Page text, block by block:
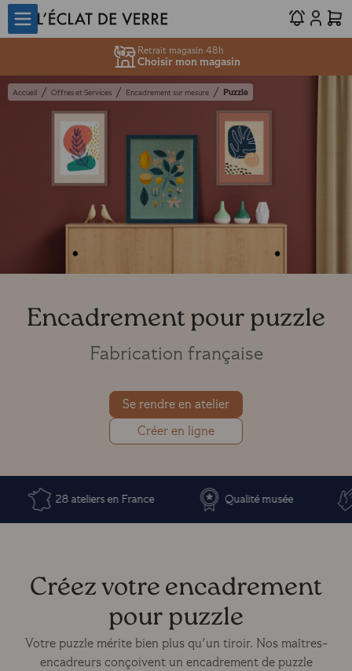
Retrait magasin 48h
Choisir mon magasin
Accueil / Offres et Services / Encadrement sur mesure / Puzzle
Encadrement pour puzzle
Fabrication française
Se rendre en atelier
Créer en ligne
28 ateliers en France Qualité musée
Créez votre encadrement
pour puzzle
Votre puzzle mérite bien plus qu'un tiroir. Nos maîtres-
encadreurs conçoivent un encadrement de puzzle